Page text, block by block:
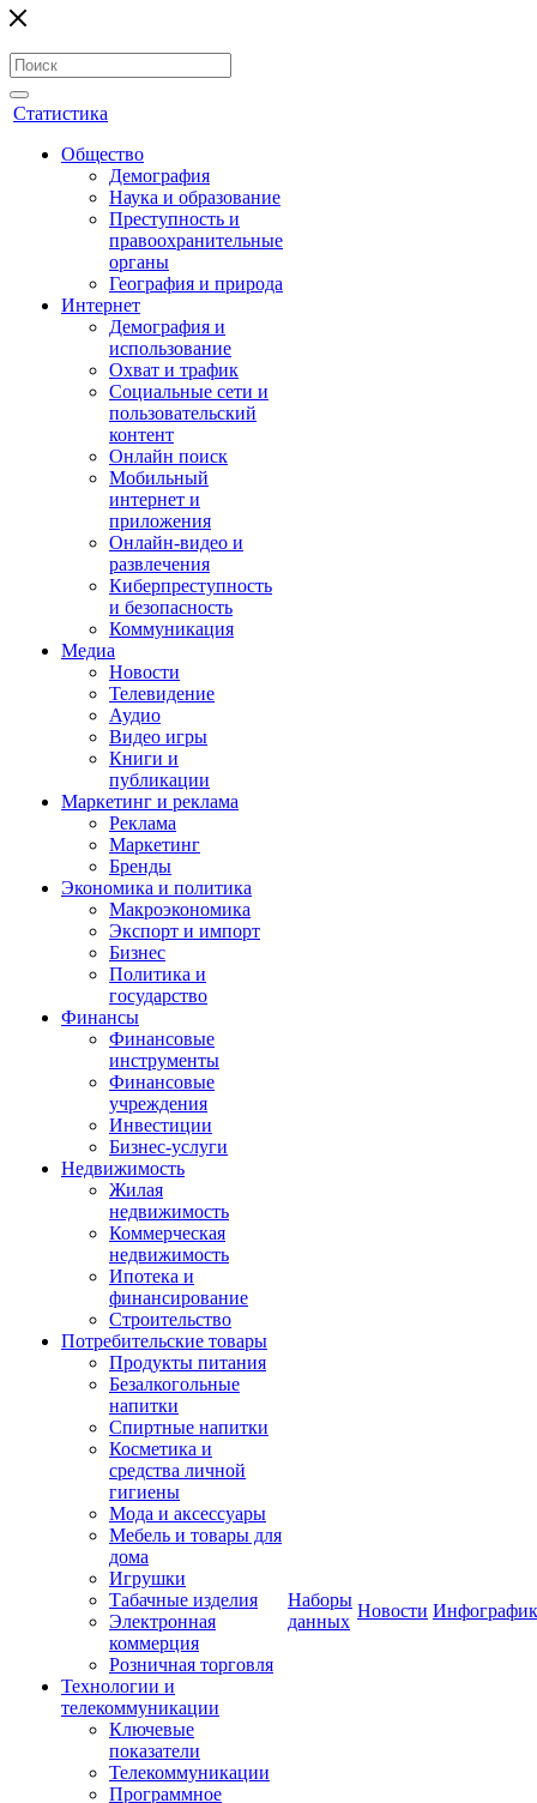
Статистика
Общество
Демография
Наука и образование
Преступность и
правоохранительные
органы
География и природа
Интернет
Демография и
использование
Охват и трафик
Социальные сети и
пользовательский
контент
Онлайн поиск
Мобильный
интернет и
приложения
Онлайн-видео и
развлечения
Киберпреступность
и безопасность
Коммуникация
Медиа
Новости
Телевидение
Аудио
Видео игры
Книги и
публикации
Маркетинг и реклама
Реклама
Маркетинг
Бренды
Экономика и политика
Макроэкономика
Экспорт и импорт
Бизнес
Политика и
государство
Финансы
Финансовые
инструменты
Финансовые
учреждения
Инвестиции
Бизнес-услуги
Недвижимость
Жилая
недвижимость
Коммерческая
недвижимость
Ипотека и
финансирование
Строительство
Потребительские товары
Продукты питания
Безалкогольные
напитки
Спиртные напитки
Косметика и
средства личной
гигиены
Мода и аксессуары
Мебель и товары для
дома
Игрушки
Табачные изделия
Электронная
коммерция
Розничная торговля
Технологии и
телекоммуникации
Ключевые
показатели
Телекоммуникации
Программное
Наборы
данных
Новости